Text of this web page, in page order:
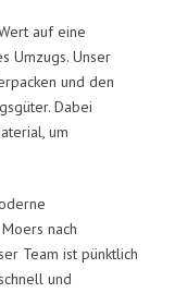
auf eine
Umzugs. Unser
und den
Dabei
um
nach
Team ist pünktlich
und